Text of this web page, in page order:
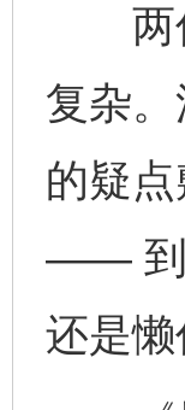
两份
复杂
的疑
—— 到
还是懒